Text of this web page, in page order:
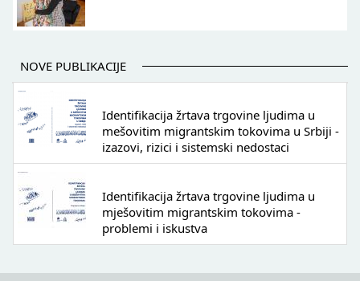
NOVE PUBLIKACIJE
Identifikacija žrtava trgovine ljudima u
mešovitim migrantskim tokovima u Srbiji -
izazovi, rizici i sistemski nedostaci
Identifikacija žrtava trgovine ljudima u
mješovitim migrantskim tokovima -
problemi i iskustva